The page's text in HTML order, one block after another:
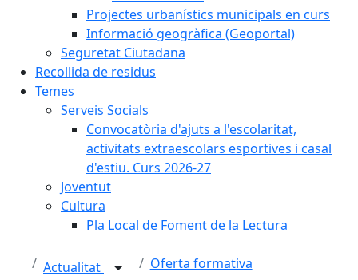
Projectes urbanístics municipals en curs
Informació geogràfica (Geoportal)
Seguretat Ciutadana
Recollida de residus
Temes
Serveis Socials
Convocatòria d'ajuts a l'escolaritat,
activitats extraescolars esportives i casal
d'estiu. Curs 2026-27
Joventut
Cultura
Pla Local de Foment de la Lectura
Actualitat Oferta formativa